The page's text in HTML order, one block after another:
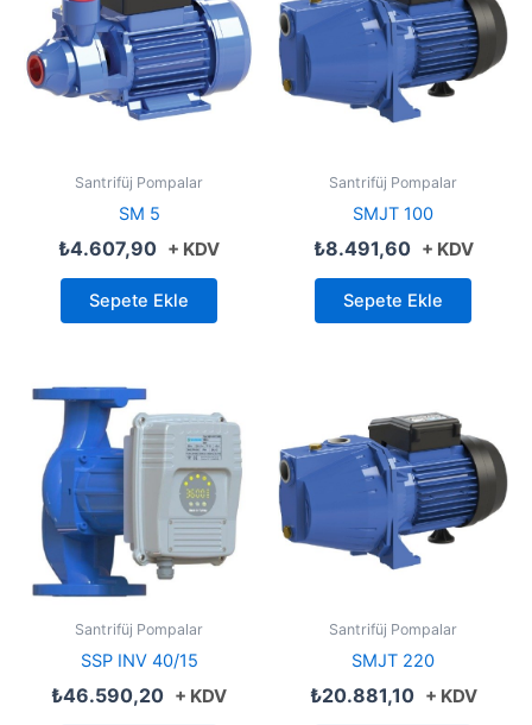
Santrifüj Pompalar
SM 5
₺4.607,90 + KDV
Sepete Ekle
Santrifüj Pompalar
SMJT 100
₺8.491,60 + KDV
Sepete Ekle
Santrifüj Pompalar
SSP INV 40/15
₺46.590,20 + KDV
Santrifüj Pompalar
SMJT 220
₺20.881,10 + KDV